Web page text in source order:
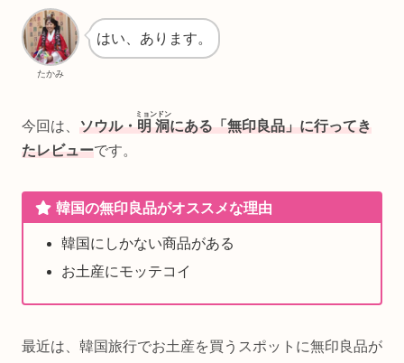
たかみ
はい、あります。
今回は、 ソウル・明洞
ミョンドン
にある「無印良品」に行ってき
たレビューです。
韓国の無印良品がオススメな理由
韓国にしかない商品がある
お土産にモッテコイ
最近は、韓国旅行でお土産を買うスポットに無印良品が